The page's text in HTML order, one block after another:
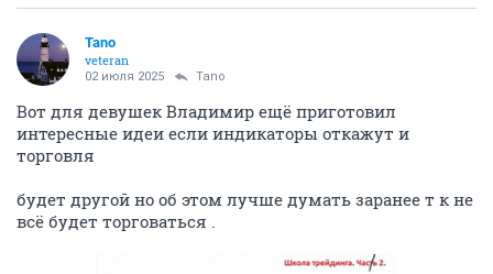
Tano
veteran
02 июля 2025 Tano
Вот для девушек Владимир ещё приготовил
интересные идеи если индикаторы откажут и
торговля
будет другой но об этом лучше думать заранее т к не
всё будет торговаться .